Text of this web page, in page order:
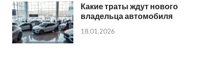
Какие траты ждут нового
владельца автомобиля
18.01.2026